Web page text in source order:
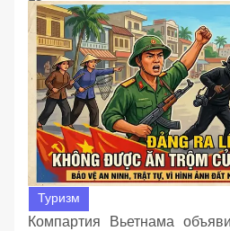
Туризм
Компартия Вьетнама